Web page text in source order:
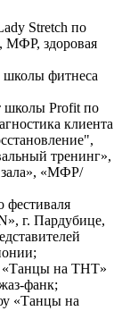
Stretch по
МФР, здоровая
фитнеса
школы Profit по
клиента
тренинг»,
зала», «МФР/
фестиваля
г. Пардубице,
«Танцы на ТНТ»
фанк;
«Танцы на